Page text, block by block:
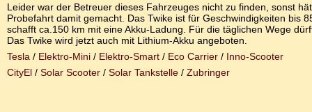
Leider war der Betreuer dieses Fahrzeuges nicht zu finden, sonst
Probefahrt damit gemacht. Das Twike ist für Geschwindigkeiten bis
schafft ca.150 km mit eine Akku-Ladung. Für die täglichen Wege
Das Twike wird jetzt auch mit Lithium-Akku angeboten.
Tesla / Elektro-Mini / Elektro-Smart / Eco Carrier / Inno-Scooter
CityEl / Solar Scooter / Solar Tankstelle / Zubringer